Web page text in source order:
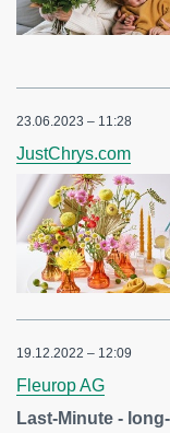
23.06.2023 – 11:28
JustChrys.com
19.12.2022 – 12:09
Fleurop AG
Last-Minute -